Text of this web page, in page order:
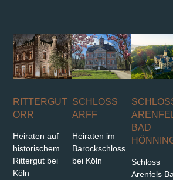
RITTERGUT
ORR
Heiraten auf
historischem
Rittergut bei
Köln
SCHLOSS
ARFF
Heiraten im
Barockschloss
bei Köln
BAD
Schloss
Arenfels